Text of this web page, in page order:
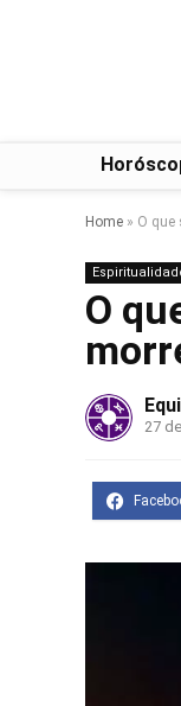
Home » O que
O
27